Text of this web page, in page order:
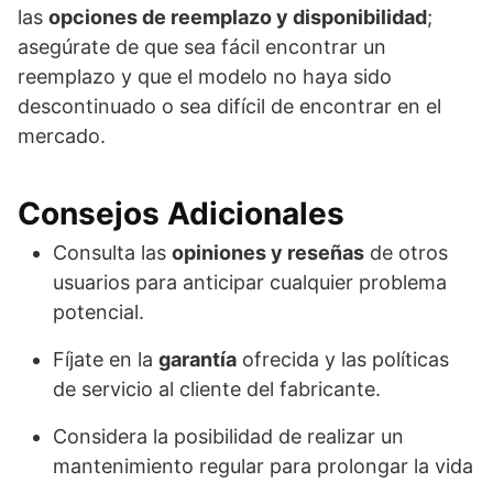
las opciones de reemplazo y disponibilidad;
asegúrate de que sea fácil encontrar un
reemplazo y que el modelo no haya sido
descontinuado o sea difícil de encontrar en el
mercado.
Consejos Adicionales
Consulta las opiniones y reseñas de otros
usuarios para anticipar cualquier problema
potencial.
Fíjate en la garantía ofrecida y las políticas
de servicio al cliente del fabricante.
Considera la posibilidad de realizar un
mantenimiento regular para prolongar la vida